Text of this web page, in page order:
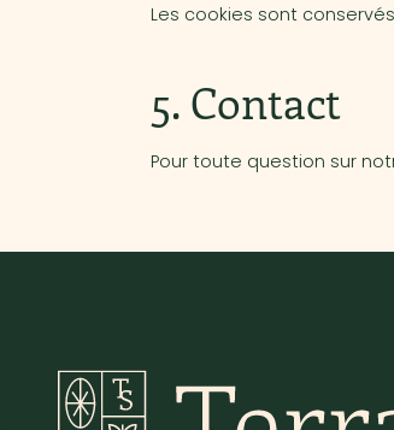
Les cookies sont conservés
5. Contact
Pour toute question sur